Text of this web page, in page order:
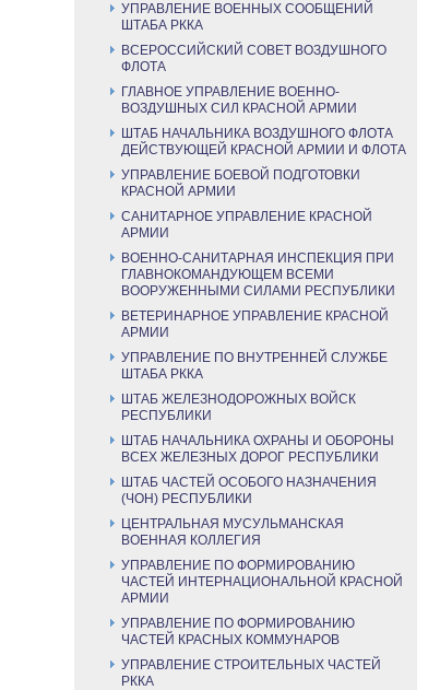
УПРАВЛЕНИЕ ВОЕННЫХ СООБЩЕНИЙ
ШТАБА РККА
ВСЕРОССИЙСКИЙ СОВЕТ ВОЗДУШНОГО
ФЛОТА
ГЛАВНОЕ УПРАВЛЕНИЕ ВОЕННО-
ВОЗДУШНЫХ СИЛ КРАСНОЙ АРМИИ
ШТАБ НАЧАЛЬНИКА ВОЗДУШНОГО ФЛОТА
ДЕЙСТВУЮЩЕЙ КРАСНОЙ АРМИИ И ФЛОТА
УПРАВЛЕНИЕ БОЕВОЙ ПОДГОТОВКИ
КРАСНОЙ АРМИИ
САНИТАРНОЕ УПРАВЛЕНИЕ КРАСНОЙ
АРМИИ
ВОЕННО-САНИТАРНАЯ ИНСПЕКЦИЯ ПРИ
ГЛАВНОКОМАНДУЮЩЕМ ВСЕМИ
ВООРУЖЕННЫМИ СИЛАМИ РЕСПУБЛИКИ
ВЕТЕРИНАРНОЕ УПРАВЛЕНИЕ КРАСНОЙ
АРМИИ
УПРАВЛЕНИЕ ПО ВНУТРЕННЕЙ СЛУЖБЕ
ШТАБА РККА
ШТАБ ЖЕЛЕЗНОДОРОЖНЫХ ВОЙСК
РЕСПУБЛИКИ
ШТАБ НАЧАЛЬНИКА ОХРАНЫ И ОБОРОНЫ
ВСЕХ ЖЕЛЕЗНЫХ ДОРОГ РЕСПУБЛИКИ
ШТАБ ЧАСТЕЙ ОСОБОГО НАЗНАЧЕНИЯ
(ЧОН) РЕСПУБЛИКИ
ЦЕНТРАЛЬНАЯ МУСУЛЬМАНСКАЯ
ВОЕННАЯ КОЛЛЕГИЯ
УПРАВЛЕНИЕ ПО ФОРМИРОВАНИЮ
ЧАСТЕЙ ИНТЕРНАЦИОНАЛЬНОЙ КРАСНОЙ
АРМИИ
УПРАВЛЕНИЕ ПО ФОРМИРОВАНИЮ
ЧАСТЕЙ КРАСНЫХ КОММУНАРОВ
УПРАВЛЕНИЕ СТРОИТЕЛЬНЫХ ЧАСТЕЙ
РККА